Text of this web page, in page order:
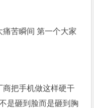
商把手机做这样硬干
是砸到脸而是砸到胸